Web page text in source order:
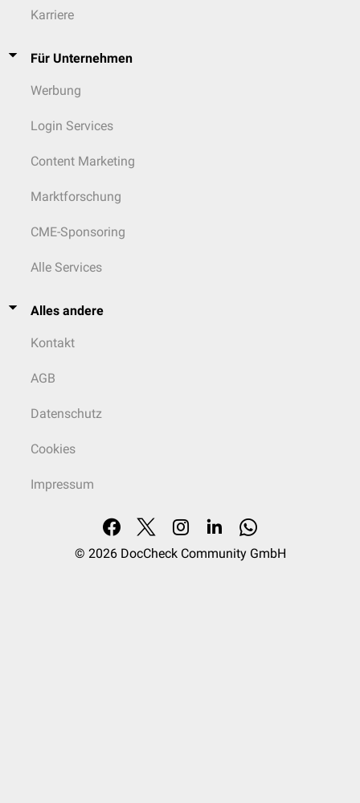
Karriere
Für Unternehmen
Werbung
Login Services
Content Marketing
Marktforschung
CME-Sponsoring
Alle Services
Alles andere
Kontakt
AGB
Datenschutz
Cookies
Impressum
© 2026 DocCheck Community GmbH